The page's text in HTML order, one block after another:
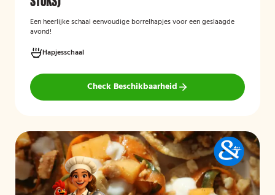
Een heerlijke schaal eenvoudige borrelhapjes voor een geslaagde
avond!
Hapjesschaal
Check Beschikbaarheid